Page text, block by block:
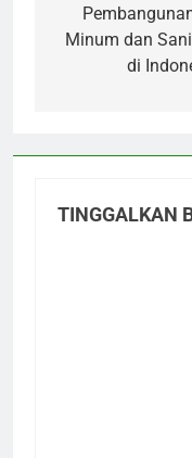
Minum dan
di
TINGGALKAN